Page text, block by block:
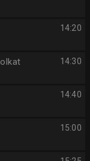
14:20
14:30
14:40
15:00